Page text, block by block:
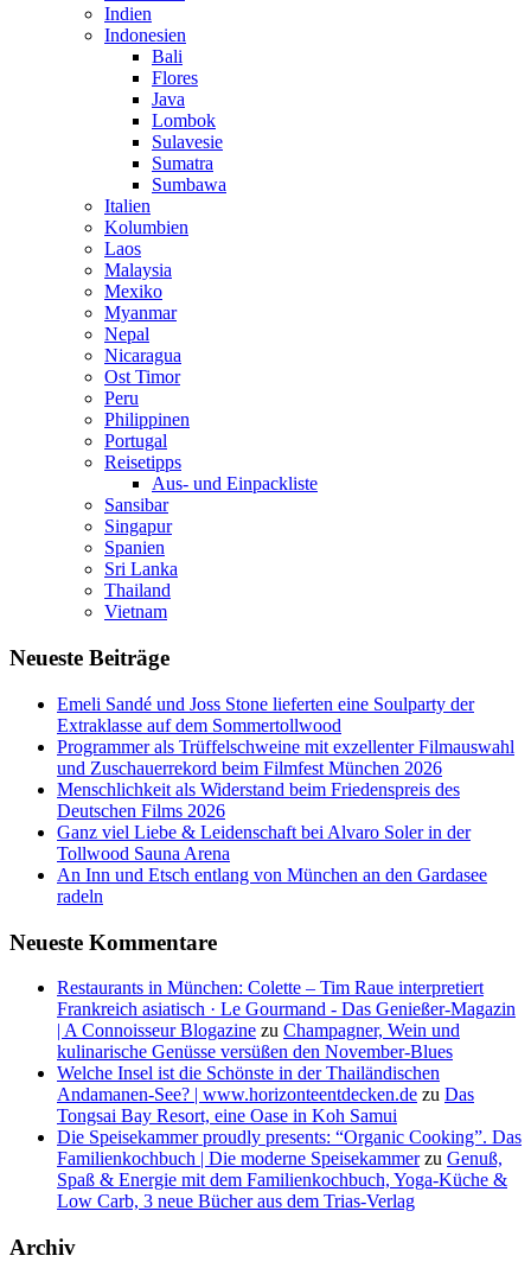
Indien
Indonesien
Bali
Flores
Java
Lombok
Sulavesie
Sumatra
Sumbawa
Italien
Kolumbien
Laos
Malaysia
Mexiko
Myanmar
Nepal
Nicaragua
Ost Timor
Peru
Philippinen
Portugal
Reisetipps
Aus- und Einpackliste
Sansibar
Singapur
Spanien
Sri Lanka
Thailand
Vietnam
Neueste Beiträge
Emeli Sandé und Joss Stone lieferten eine Soulparty der
Extraklasse auf dem Sommertollwood
Programmer als Trüffelschweine mit exzellenter Filmauswahl
und Zuschauerrekord beim Filmfest München 2026
Menschlichkeit als Widerstand beim Friedenspreis des
Deutschen Films 2026
Ganz viel Liebe & Leidenschaft bei Alvaro Soler in der
Tollwood Sauna Arena
An Inn und Etsch entlang von München an den Gardasee
radeln
Neueste Kommentare
Restaurants in München: Colette – Tim Raue interpretiert
Frankreich asiatisch · Le Gourmand - Das Genießer-Magazin
| A Connoisseur Blogazine zu Champagner, Wein und
kulinarische Genüsse versüßen den November-Blues
Welche Insel ist die Schönste in der Thailändischen
Andamanen-See? | www.horizonteentdecken.de zu Das
Tongsai Bay Resort, eine Oase in Koh Samui
Die Speisekammer proudly presents: “Organic Cooking”. Das
Familienkochbuch | Die moderne Speisekammerzu Genuß,
Spaß & Energie mit dem Familienkochbuch, Yoga-Küche &
Low Carb, 3 neue Bücher aus dem Trias-Verlag
Archiv